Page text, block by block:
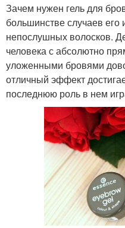
Зачем нужен гель для
большинстве случаев его
непослушных волосков.
человека с абсолютно
уложенными бровями
отличный эффект
последнюю роль в нем